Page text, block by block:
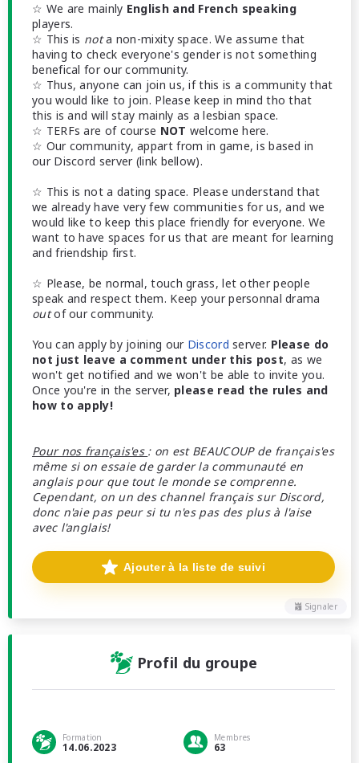
☆ We are mainly English and French speaking
players.
☆ This is nota non-mixity space. We assume that
having to check everyone's gender is not something
benefical for our community.
☆ Thus, anyone can join us, if this is a community that
you would like to join. Please keep in mind tho that
this is and will stay mainly as a lesbian space.
☆ TERFs are of course NOT welcome here.
☆ Our community, appart from in game, is based in
our Discord server (link bellow).
☆ This is not a dating space. Please understand that
we already have very few communities for us, and we
would like to keep this place friendly for everyone. We
want to have spaces for us that are meant for learning
and friendship first.
☆ Please, be normal, touch grass, let other people
speak and respect them. Keep your personnal drama
outof our community.
You can apply by joining our Discordserver. Please do
not just leave a comment under this post, as we
won't get notified and we won't be able to invite you.
Once you're in the server, please read the rules and
how to apply!
Pour nos français'es : on est BEAUCOUP de français'es
même si on essaie de garder la communauté en
anglais pour que tout le monde se comprenne.
Cependant, on un des channel français sur Discord,
donc n'aie pas peur si tu n'es pas des plus à l'aise
avec l'anglais!
Signaler
Ajouter à la liste de suivi
Profil du groupe
Formation
14.06.2023
Membres
63